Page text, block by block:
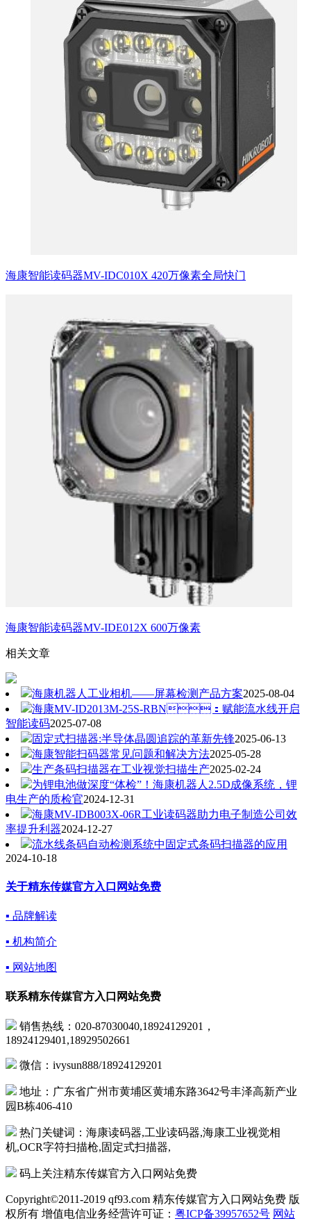
海康智能读码器MV-IDC010X 420万像素全局快门
海康智能读码器MV-IDE012X 600万像素
相关文章
海康机器人工业相机——屏幕检测产品方案2025-08-04
海康MV-ID2013M-25S-RBN：赋能流水线开启
智能读码2025-07-08
固定式扫描器:半导体晶圆追踪的革新先锋2025-06-13
海康智能扫码器常见问题和解决方法2025-05-28
生产条码扫描器在工业视觉扫描生产2025-02-24
为锂电池做深度“体检”！海康机器人2.5D成像系统，锂
电生产的质检官2024-12-31
‌海康MV-IDB003X-06R工业读码器助力电子制造公司效
率提升利器2024-12-27
流水线条码自动检测系统中固定式条码扫描器的应用
2024-10-18
关于精东传媒官方入口网站免费
▪ 品牌解读
▪ 机构简介
▪ 网站地图
联系精东传媒官方入口网站免费
销售热线：020-87030040,18924129201，
18924129401,18929502661
微信：ivysun888/18924129201
地址：广东省广州市黄埔区黄埔东路3642号丰泽高新产业
园B栋406-410
热门关键词：海康读码器,工业读码器,海康工业视觉相
机,OCR字符扫描枪,固定式扫描器,
码上关注精东传媒官方入口网站免费
Copyright©2011-2019 qf93.com 精东传媒官方入口网站免费 版
权所有 增值电信业务经营许可证： 粤ICP备39957652号 网站